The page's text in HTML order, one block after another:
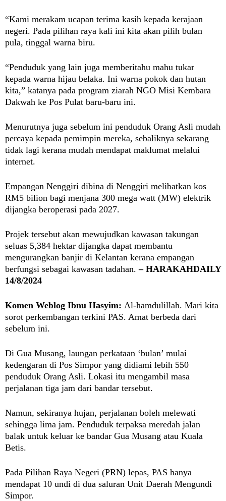
“Kami merakam ucapan terima kasih kepada kerajaan
negeri. Pada pilihan raya kali ini kita akan pilih bulan
pula, tinggal warna biru.
“Penduduk yang lain juga memberitahu mahu tukar
kepada warna hijau belaka. Ini warna pokok dan hutan
kita,” katanya pada program ziarah NGO Misi Kembara
Dakwah ke Pos Pulat baru-baru ini.
Menurutnya juga sebelum ini penduduk Orang Asli mudah
percaya kepada pemimpin mereka, sebaliknya sekarang
tidak lagi kerana mudah mendapat maklumat melalui
internet.
Empangan Nenggiri dibina di Nenggiri melibatkan kos
RM5 bilion bagi menjana 300 mega watt (MW) elektrik
dijangka beroperasi pada 2027.
Projek tersebut akan mewujudkan kawasan takungan
seluas 5,384 hektar dijangka dapat membantu
mengurangkan banjir di Kelantan kerana empangan
berfungsi sebagai kawasan tadahan.– HARAKAHDAILY
14/8/2024
Komen Weblog Ibnu Hasyim: Al-hamdulillah. Mari kita
sorot perkembangan terkini PAS. Amat berbeda dari
sebelum ini.
Di Gua Musang, laungan perkataan ‘bulan’ mulai
kedengaran di Pos Simpor yang didiami lebih 550
penduduk Orang Asli. Lokasi itu mengambil masa
perjalanan tiga jam dari bandar tersebut.
Namun, sekiranya hujan, perjalanan boleh melewati
sehingga lima jam. Penduduk terpaksa meredah jalan
balak untuk keluar ke bandar Gua Musang atau Kuala
Betis.
Pada Pilihan Raya Negeri (PRN) lepas, PAS hanya
mendapat 10 undi di dua saluran Unit Daerah Mengundi
Simpor.